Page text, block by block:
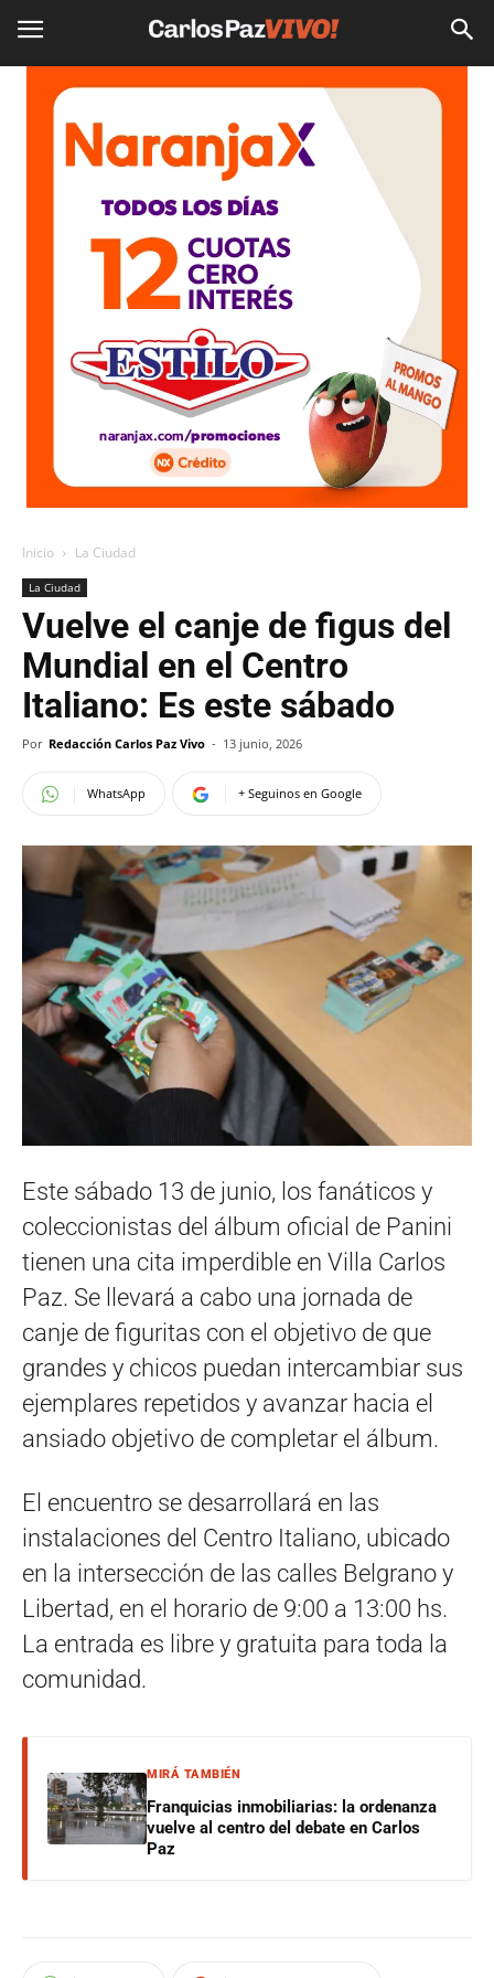
Inicio La Ciudad
La Ciudad
Vuelve el canje de figus del
Mundial en el Centro
Italiano: Es este sábado
Por Redacción Carlos Paz Vivo - 13 junio, 2026
WhatsApp + Seguinos en Google
Este sábado 13 de junio, los fanáticos y
coleccionistas del álbum oficial de Panini
tienen una cita imperdible en Villa Carlos
Paz. Se llevará a cabo una jornada de
canje de figuritas con el objetivo de que
grandes y chicos puedan intercambiar sus
ejemplares repetidos y avanzar hacia el
ansiado objetivo de completar el álbum.
El encuentro se desarrollará en las
instalaciones del Centro Italiano, ubicado
en la intersección de las calles Belgrano y
Libertad, en el horario de 9:00 a 13:00 hs.
La entrada es libre y gratuita para toda la
comunidad.
MIRÁ TAMBIÉN
Franquicias inmobiliarias: la ordenanza
vuelve al centro del debate en Carlos
Paz